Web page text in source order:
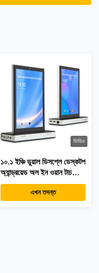
ভিডিও
১০.১ ইঞ্চি ডুয়াল ডিসপ্লে ডেস্কটপ
অ্যান্ড্রয়েড অল ইন ওয়ান টাচ
স্ক্রিন ৪জি ট্যাবলেট পিসি ওয়াই-
ফাই পিওই পাওয়ার রেস্টুরেন্ট
এখন তদন্ত